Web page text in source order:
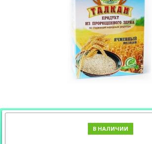
В НАЛИЧИИ